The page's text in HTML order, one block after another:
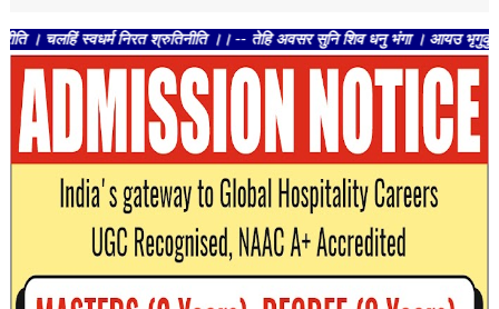
निरत श्रुतिनीति ।। -- तेहि अवसर सुनि शिव धनु भंगा । आयउ भृगुकुल कमल